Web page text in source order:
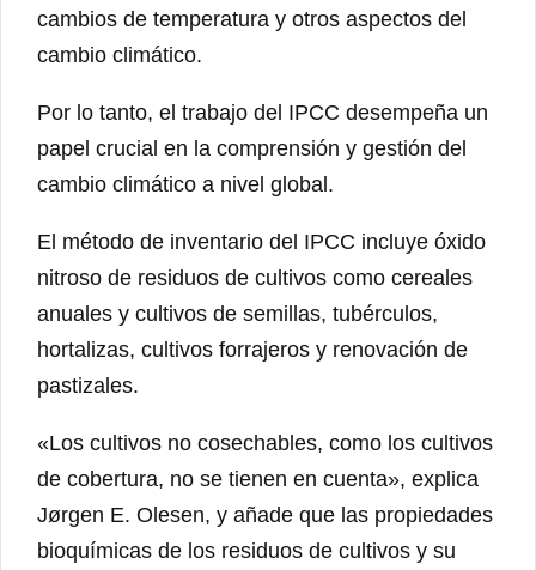
cambios de temperatura y otros aspectos del
cambio climático.
Por lo tanto, el trabajo del IPCC desempeña un
papel crucial en la comprensión y gestión del
cambio climático a nivel global.
El método de inventario del IPCC incluye óxido
nitroso de residuos de cultivos como cereales
anuales y cultivos de semillas, tubérculos,
hortalizas, cultivos forrajeros y renovación de
pastizales.
«Los cultivos no cosechables, como los cultivos
de cobertura, no se tienen en cuenta», explica
Jørgen E. Olesen, y añade que las propiedades
bioquímicas de los residuos de cultivos y su